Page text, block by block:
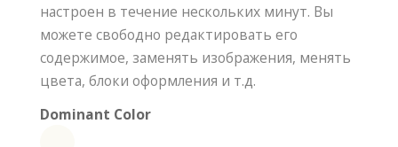
настроен в течение нескольких минут. Вы
можете свободно редактировать его
содержимое, заменять изображения, менять
цвета, блоки оформления и т.д.
Dominant Color